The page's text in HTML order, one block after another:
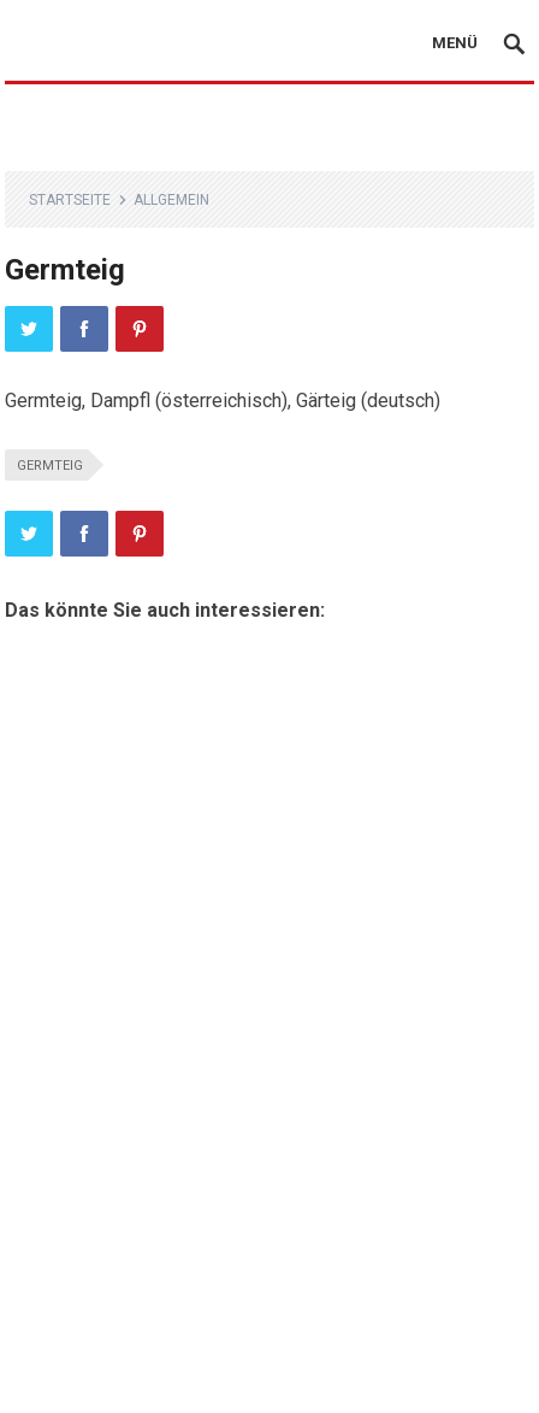
MENÜ
STARTSEITE ALLGEMEIN
Germteig
Germteig, Dampfl (österreichisch), Gärteig (deutsch)
GERMTEIG
Das könnte Sie auch interessieren: